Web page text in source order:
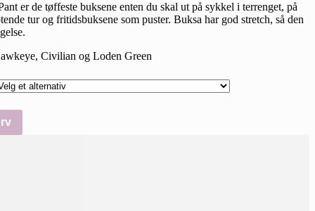
er de tøffeste buksene enten du skal ut på sykkel i terrenget, på
tur og fritidsbuksene som puster. Buksa har god stretch, så den
Civilian og Loden Green